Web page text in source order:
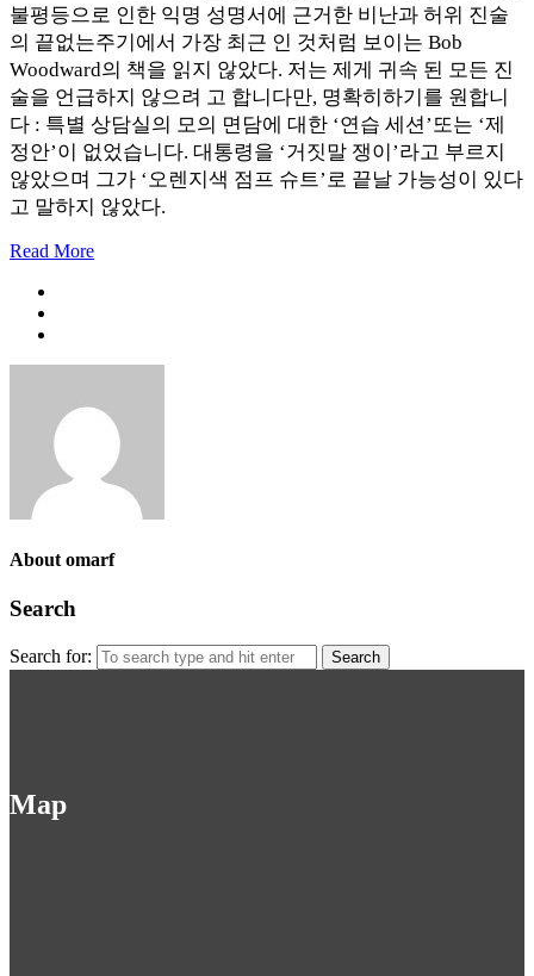
불평등으로 인한 익명 성명서에 근거한 비난과 허위 진술
의 끝없는주기에서 가장 최근 인 것처럼 보이는 Bob
Woodward의 책을 읽지 않았다. 저는 제게 귀속 된 모든 진
술을 언급하지 않으려 고 합니다만, 명확히하기를 원합니
다 : 특별 상담실의 모의 면담에 대한 ‘연습 세션’또는 ‘제
정안’이 없었습니다. 대통령을 ‘거짓말 쟁이’라고 부르지
않았으며 그가 ‘오렌지색 점프 슈트’로 끝날 가능성이 있다
고 말하지 않았다.
Read More
About omarf
Search
Search for:
Map